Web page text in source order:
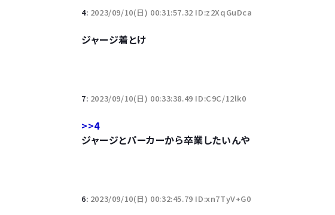
4: 2023/09/10(日) 00:31:57.32 ID:z2XqGuDca
ジャージ着とけ
7: 2023/09/10(日) 00:33:38.49 ID:C9C/12lk0
>>4
ジャージとパーカーから卒業したいんや
6: 2023/09/10(日) 00:32:45.79 ID:xn7TyV+G0